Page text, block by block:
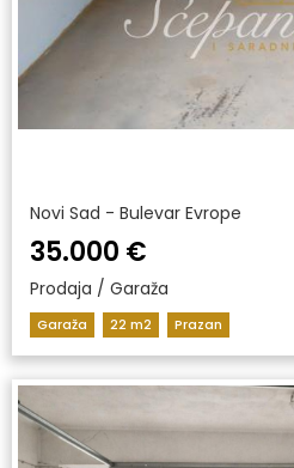
Novi Sad - Bulevar Evrope
35.000 €
Prodaja / Garaža
Garaža 22 m2 Prazan